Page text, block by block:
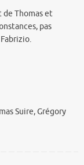
de Thomas et
pas
Suire, Grégory